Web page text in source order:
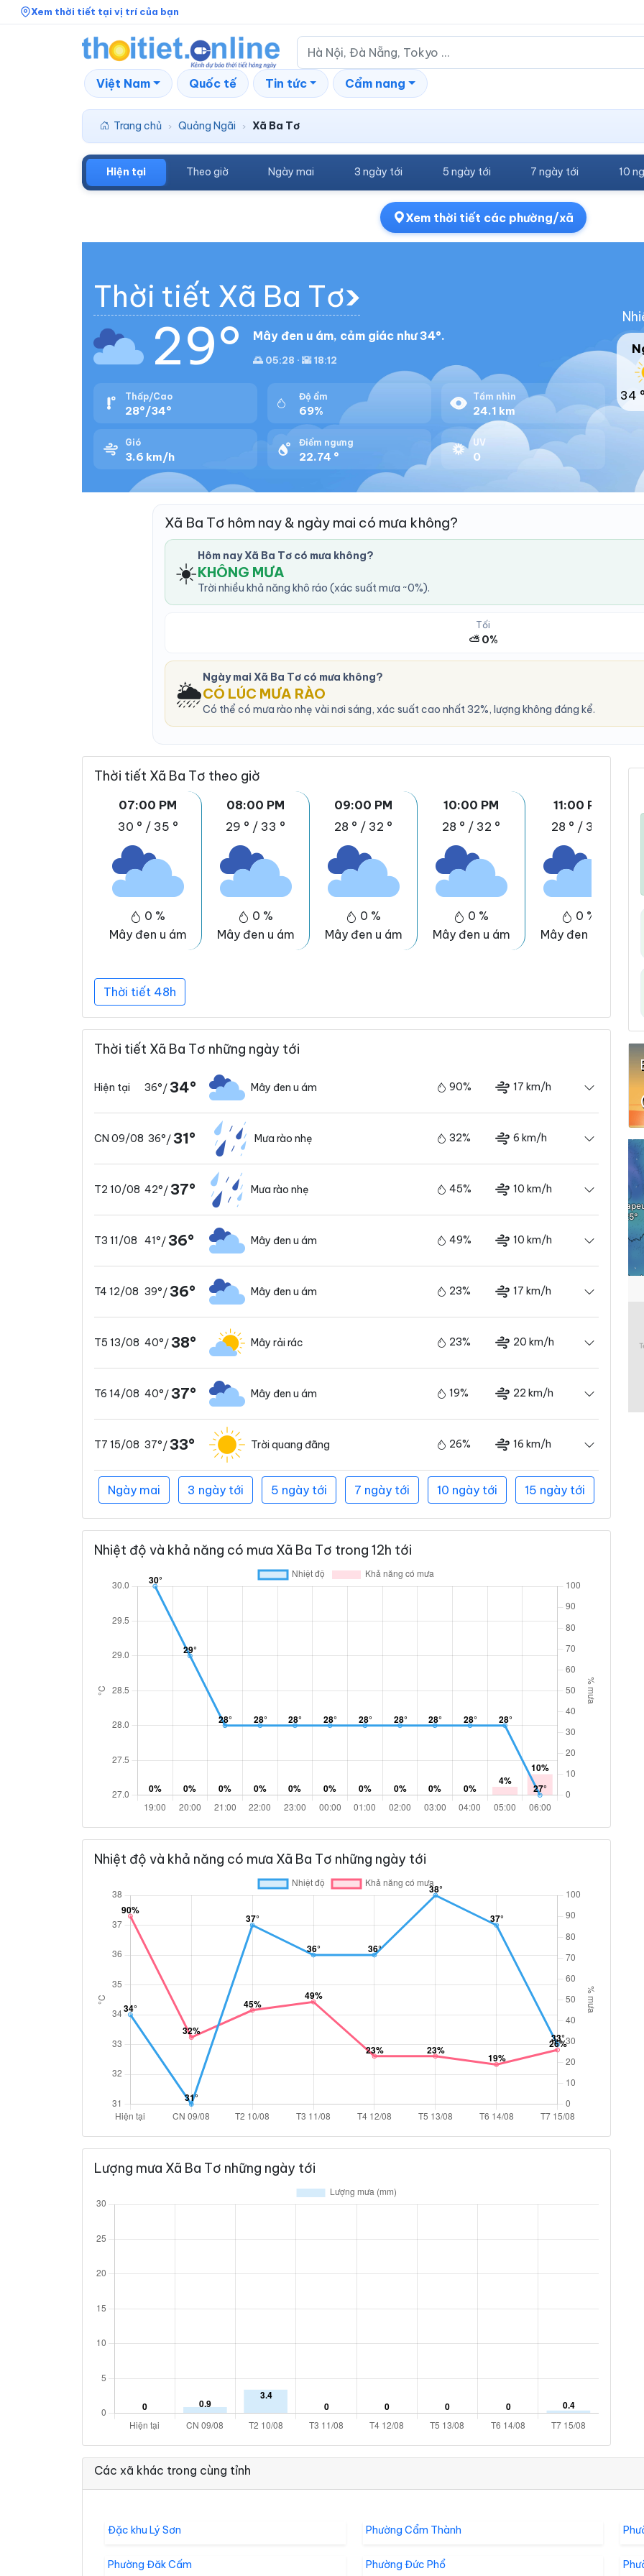
Xem thời tiết tại vị trí của bạn
Việt Nam Quốc tế Tin tức Cẩm nang
Trang chủ › Quảng Ngãi › Xã Ba Tơ
Hiện tại Theo giờ Ngày mai 3 ngày tới 5 ngày tới 7 ngày tới 10
Xem thời tiết các phường/xã
Thời tiết Xã Ba Tơ
29° Mây đen u ám, cảm giác như 34°.
🌅 05:28 · 🌇 18:12
Thấp/Cao
28°/34°
Độ ẩm
69%
Tầm nhìn
24.1 km
Gió
3.6 km/h
Điểm ngưng
22.74 °
UV
0
34 °
Xã Ba Tơ hôm nay & ngày mai có mưa không?
☀️
Hôm nay Xã Ba Tơ có mưa không?
KHÔNG MƯA
Trời nhiều khả năng khô ráo (xác suất mưa ~0%).
Tối
⛅ 0%
🌦️
Ngày mai Xã Ba Tơ có mưa không?
CÓ LÚC MƯA RÀO
Có thể có mưa rào nhẹ vài nơi sáng, xác suất cao nhất 32%, lượng không đáng kể.
Thời tiết Xã Ba Tơ theo giờ
07:00 PM
30 ° / 35 °
0 %
Mây đen u ám
08:00 PM
29 ° / 33 °
0 %
Mây đen u ám
09:00 PM
28 ° / 32 °
0 %
Mây đen u ám
10:00 PM
28 ° / 32 °
0 %
Mây đen u ám
11:00 PM
28 ° / 31 °
0 %
Mây đen u ám
Thời tiết 48h
Thời tiết Xã Ba Tơ những ngày tới
Hiện tại 36°/34° Mây đen u ám 90% 17 km/h
CN 09/08 36°/31° Mưa rào nhẹ 32% 6 km/h
T2 10/08 42°/37° Mưa rào nhẹ 45% 10 km/h
T3 11/08 41°/36° Mây đen u ám 49% 10 km/h
T4 12/08 39°/36° Mây đen u ám 23% 17 km/h
T5 13/08 40°/38° Mây rải rác 23% 20 km/h
T6 14/08 40°/37° Mây đen u ám 19% 22 km/h
T7 15/08 37°/33° Trời quang đãng 26% 16 km/h
Ngày mai 3 ngày tới 5 ngày tới 7 ngày tới 10 ngày tới 15 ngày tới
Nhiệt độ và khả năng có mưa Xã Ba Tơ trong 12h tới
Nhiệt độ và khả năng có mưa Xã Ba Tơ những ngày tới
Lượng mưa Xã Ba Tơ những ngày tới
Các xã khác trong cùng tỉnh
Đặc khu Lý Sơn Phường Cẩm Thành
Phường Đăk Cấm Phường Đức Phổ